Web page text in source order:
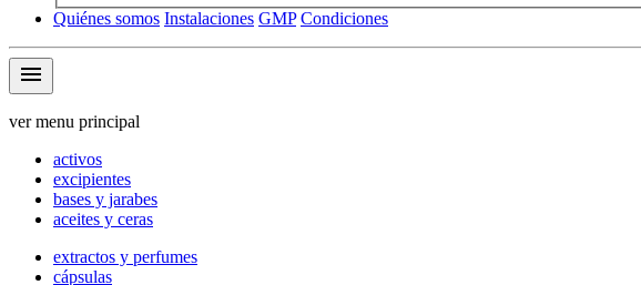
Quiénes somos Instalaciones GMP Condiciones
menu
ver menu principal
activos
excipientes
bases y jarabes
aceites y ceras
extractos y perfumes
cápsulas